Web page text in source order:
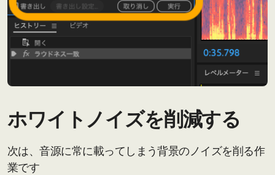
ホワイトノイズを削減する
次は、音源に常に載ってしまう背景のノイズを削る作
業です